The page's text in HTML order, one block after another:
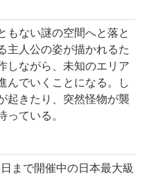
ない謎の空間へと落と
主人公の姿が描かれるた
しながら、未知のエリア
んでいくことになる。し
起きたり、突然怪物が襲
っている。
まで開催中の日本最大級